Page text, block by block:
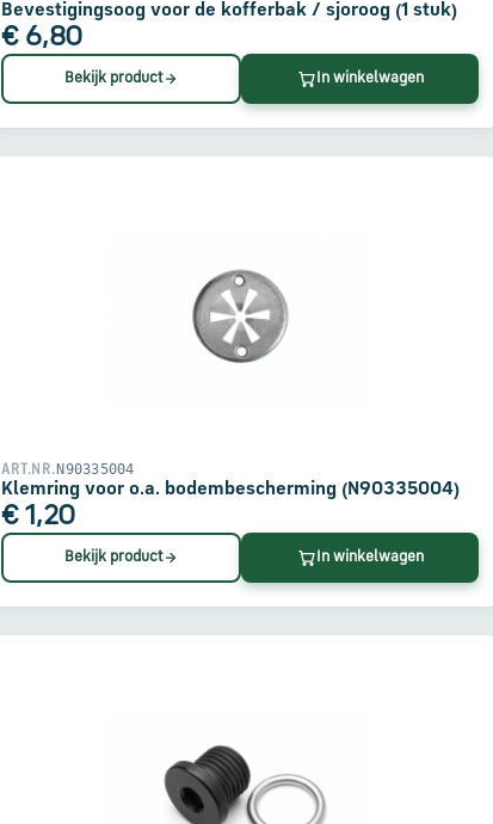
Bevestigingsoog voor de kofferbak / sjoroog (1 stuk)
€ 6,80
Bekijk product In winkelwagen
ART.NR. N90335004
Klemring voor o.a. bodembescherming (N90335004)
€ 1,20
Bekijk product In winkelwagen